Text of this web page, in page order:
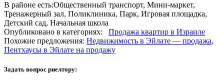
В районе есть:Общественный транспорт, Мини-маркет,
Тренажерный зал, Поликлиника, Парк, Игровая площадка,
Детский сад, Начальная школа
Опубликовано в категориях: Продажа квартир в Израиле
Похожие предложения: Недвижимость в Эйлате — продажа,
Пентхаусы в Эйлате на продажу
Задать вопрос риелтору: